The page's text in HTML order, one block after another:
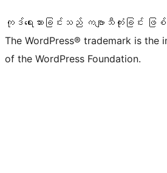
ကုဒ်ရေးသားခြင်းသည် ကဗျာသီကုံးခြင်း ဖ
The WordPress® trademark is the
of the WordPress Foundation.